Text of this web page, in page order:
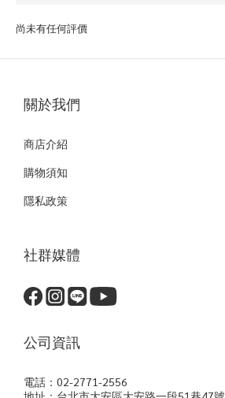
尚未有任何評價
關於我們
商店介紹
購物須知
隱私政策
社群媒體
公司資訊
電話：02-2771-2556